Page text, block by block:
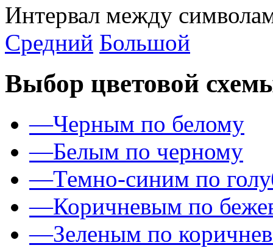
Интервал между
Средний Большой
Выбор цветовой
—Черным по белому
—Белым по черному
—Темно-синим по
—Коричневым по
—Зеленым по